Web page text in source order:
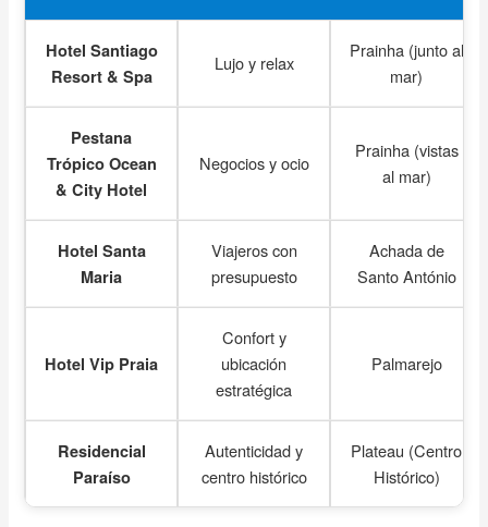
Hotel Santiago
Resort & Spa
Lujo y relax
Prainha (junto al
mar)
Pestana
Trópico Ocean
& City Hotel
Negocios y ocio
Prainha (vistas
al mar)
Hotel Santa
Maria
Viajeros con
presupuesto
Achada de
Santo António
Hotel Vip Praia
Confort y
ubicación
estratégica
Palmarejo
Residencial
Paraíso
Autenticidad y
centro histórico
Plateau (Centro
Histórico)